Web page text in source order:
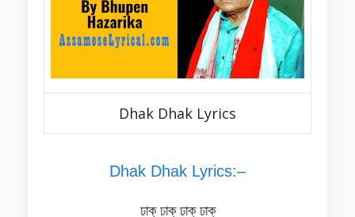
Dhak Dhak Lyrics
Dhak Dhak Lyrics:–
ঢাক্ ঢাক্ ঢাক্ ঢাক্